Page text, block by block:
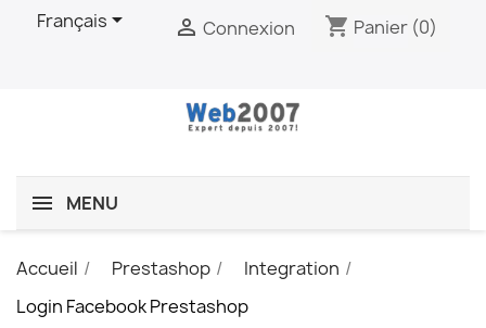
Français  Connexion shopping_cart Panier (0)
MENU
Accueil Prestashop
Integration
Login Facebook Prestashop